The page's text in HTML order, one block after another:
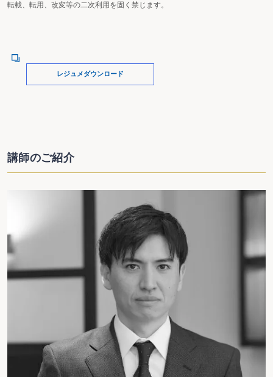
転載、転用、改変等の二次利用を固く禁じます。
レジュメダウンロード
講師のご紹介